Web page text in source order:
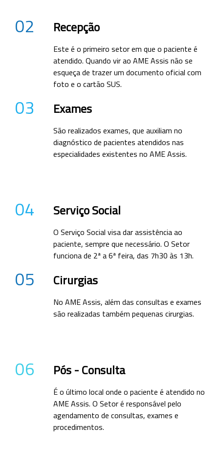
02 Recepção
Este é o primeiro setor em que o paciente é
atendido. Quando vir ao AME Assis não se
esqueça de trazer um documento oficial com
foto e o cartão SUS.
03 Exames
São realizados exames, que auxiliam no
diagnóstico de pacientes atendidos nas
especialidades existentes no AME Assis.
04 Serviço Social
O Serviço Social visa dar assistência ao
paciente, sempre que necessário. O Setor
funciona de 2ª a 6ª feira, das 7h30 às 13h.
05 Cirurgias
No AME Assis, além das consultas e exames
são realizadas também pequenas cirurgias.
06 Pós - Consulta
É o último local onde o paciente é atendido no
AME Assis. O Setor é responsável pelo
agendamento de consultas, exames e
procedimentos.